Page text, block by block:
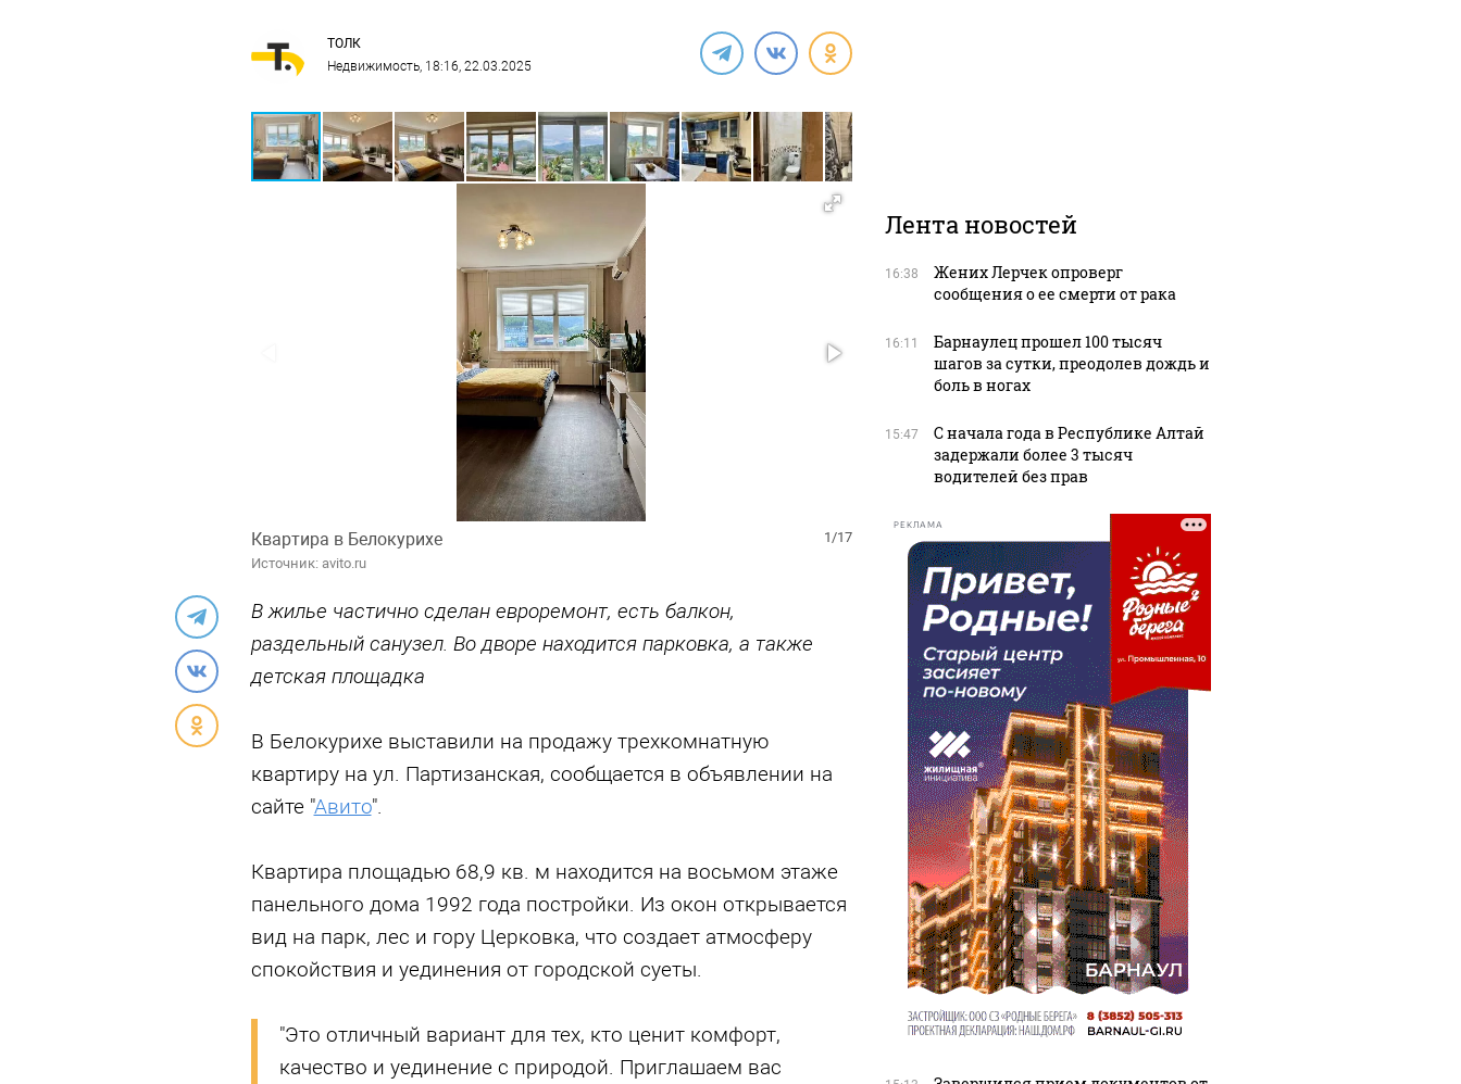
ТОЛК
Недвижимость, 18:16, 22.03.2025
1/17
Квартира в Белокурихе
Источник: avito.ru
В жилье частично сделан евроремонт, есть балкон,
раздельный санузел. Во дворе находится парковка, а также
детская площадка
В Белокурихе выставили на продажу трехкомнатную
квартиру на ул. Партизанская, сообщается в объявлении на
сайте "Авито".
Квартира площадью 68,9 кв. м находится на восьмом этаже
панельного дома 1992 года постройки. Из окон открывается
вид на парк, лес и гору Церковка, что создает атмосферу
спокойствия и уединения от городской суеты.
"Это отличный вариант для тех, кто ценит комфорт,
качество и уединение с природой. Приглашаем вас
Лента новостей
16:38
Жених Лерчек опроверг
сообщения о ее смерти от рака
16:11
Барнаулец прошел 100 тысяч
шагов за сутки, преодолев дождь и
боль в ногах
15:47
С начала года в Республике Алтай
задержали более 3 тысяч
водителей без прав
РЕКЛАМА